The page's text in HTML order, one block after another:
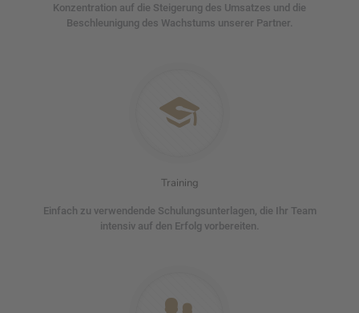
Konzentration auf die Steigerung des Umsatzes und die
Beschleunigung des Wachstums unserer Partner.
Training
Einfach zu verwendende Schulungsunterlagen, die Ihr Team
intensiv auf den Erfolg vorbereiten.